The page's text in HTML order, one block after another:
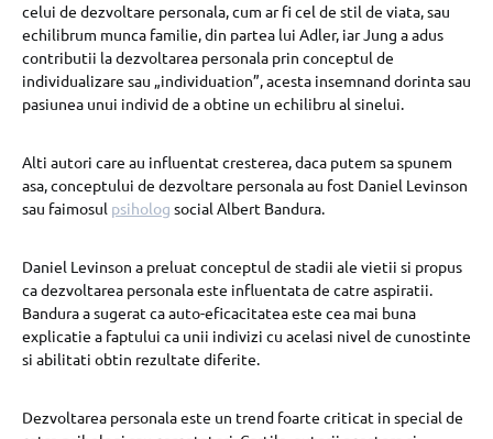
celui de dezvoltare personala, cum ar fi cel de stil de viata, sau
echilibrum munca familie, din partea lui Adler, iar Jung a adus
contributii la dezvoltarea personala prin conceptul de
individualizare sau „individuation”, acesta insemnand dorinta sau
pasiunea unui individ de a obtine un echilibru al sinelui.
Alti autori care au influentat cresterea, daca putem sa spunem
asa, conceptului de dezvoltare personala au fost Daniel Levinson
sau faimosul psiholog social Albert Bandura.
Daniel Levinson a preluat conceptul de stadii ale vietii si propus
ca dezvoltarea personala este influentata de catre aspiratii.
Bandura a sugerat ca auto-eficacitatea este cea mai buna
explicatie a faptului ca unii indivizi cu acelasi nivel de cunostinte
si abilitati obtin rezultate diferite.
Dezvoltarea personala este un trend foarte criticat in special de